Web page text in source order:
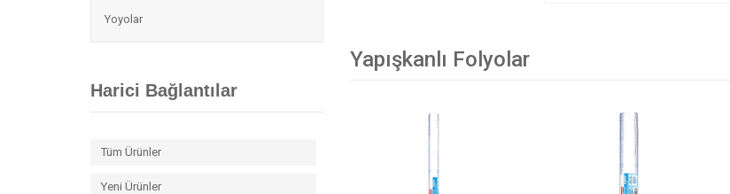
Yoyolar
Harici Bağlantılar
Tüm Ürünler
Yeni Ürünler
Yapışkanlı Folyolar